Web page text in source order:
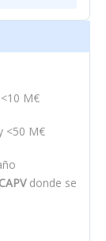
M€
<50 M€
donde se